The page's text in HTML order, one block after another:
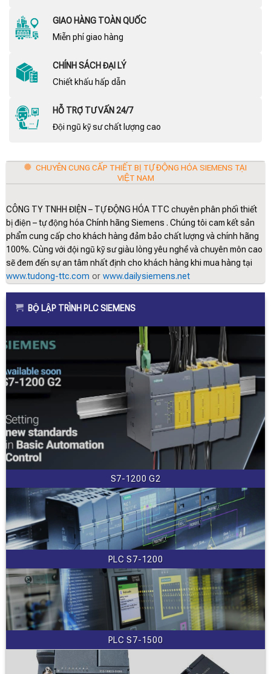
GIAO HÀNG TOÀN QUỐC
Miễn phí giao hàng
CHÍNH SÁCH ĐẠI LÝ
Chiết khấu hấp dẫn
HỖ TRỢ TƯ VẤN 24/7
Đội ngũ kỹ sư chất lượng cao
CHUYÊN CUNG CẤP THIẾT BỊ TỰ ĐỘNG HÓA SIEMENS TẠI
VIỆT NAM
CÔNG TY TNHH ĐIỆN – TỰ ĐỘNG HÓA TTC chuyên phân phối thiết
bị điện – tự động hóa Chính hãng Siemens . Chúng tôi cam kết sản
phẩm cung cấp cho khách hàng đảm bảo chất lượng và chính hãng
100%. Cùng với đội ngũ kỹ sư giàu lòng yêu nghề và chuyên môn cao
sẽ đem đến sự an tâm nhất định cho khách hàng khi mua hàng tại
www.tudong-ttc.com or www.dailysiemens.net
BỘ LẬP TRÌNH PLC SIEMENS
S7-1200 G2
PLC S7-1200
PLC S7-1500